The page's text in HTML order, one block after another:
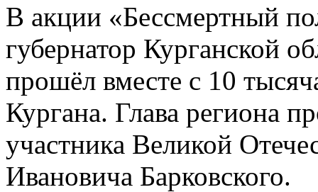
В акции «Бессмертный
губернатор Курганской
прошёл вместе с 10
Кургана. Глава региона
участника Великой
Ивановича Барковского.